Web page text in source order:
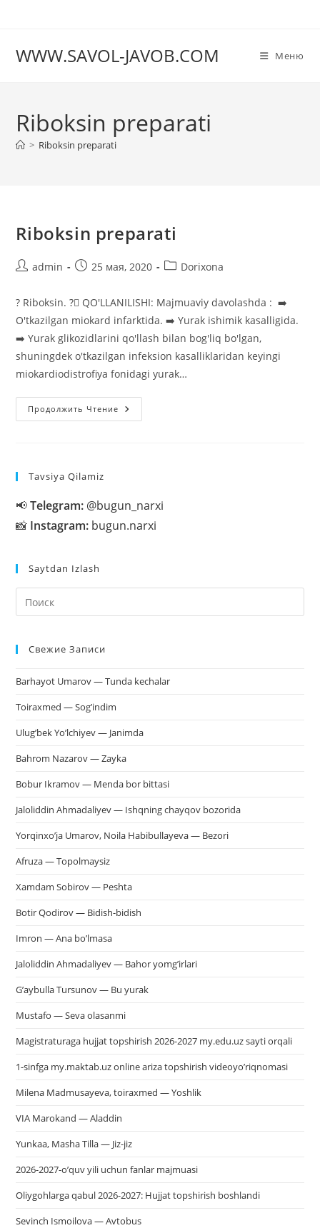
WWW.SAVOL-JAVOB.COM Меню
Riboksin preparati
> Riboksin preparati
Riboksin preparati
Авторadmin
Запись25 мая, 2020
Рубрика
Dorixona
? Riboksin. ?‍⚕ QO'LLANILISHI: Majmuaviy davolashda : ➡️
O'tkazilgan miokard infarktida. ➡️ Yurak ishimik kasalligida.
➡️ Yurak glikozidlarini qo'llash bilan bog'liq bo'lgan,
shuningdek o'tkazilgan infeksion kasalliklaridan keyingi
miokardiodistrofiya fonidagi yurak…
Продолжить Чтение Riboksin
Preparati
Tavsiya Qilamiz
📢Telegram: @bugun_narxi
📸 Instagram: bugun.narxi
Saytdan Izlash
Свежие Записи
Barhayot Umarov — Tunda kechalar
Toiraxmed — Sog’indim
Ulug’bek Yo’lchiyev — Janimda
Bahrom Nazarov — Zayka
Bobur Ikramov — Menda bor bittasi
Jaloliddin Ahmadaliyev — Ishqning chayqov bozorida
Yorqinxo’ja Umarov, Noila Habibullayeva — Bezori
Afruza — Topolmaysiz
Xamdam Sobirov — Peshta
Botir Qodirov — Bidish-bidish
Imron — Ana bo’lmasa
Jaloliddin Ahmadaliyev — Bahor yomg’irlari
G’aybulla Tursunov — Bu yurak
Mustafo — Seva olasanmi
Magistraturaga hujjat topshirish 2026-2027 my.edu.uz sayti orqali
1-sinfga my.maktab.uz online ariza topshirish videoyo’riqnomasi
Milena Madmusayeva, toiraxmed — Yoshlik
VIA Marokand — Aladdin
Yunkaa, Masha Tilla — Jiz-jiz
2026-2027-o’quv yili uchun fanlar majmuasi
Oliygohlarga qabul 2026-2027: Hujjat topshirish boshlandi
Sevinch Ismoilova — Avtobus